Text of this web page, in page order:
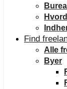
Find
Alle
Byer